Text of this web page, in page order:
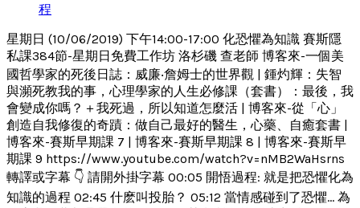
程
星期日 (10/06/2019) 下午14:00-17:00 化恐懼為知識 賽斯隱
私課384節-星期日免費工作坊 洛杉磯 查老師 博客來-一個美
國哲學家的死後日誌：威廉‧詹姆士的世界觀 | 鍾灼輝：失智
與瀕死教我的事，心理學家的人生必修課（套書）：最後，我
會變成你嗎？＋我死過，所以知道怎麼活 | 博客來-從「心」
創造自我修復的奇蹟：做自己最好的醫生，心藥、自癒套書 |
博客來-賽斯早期課 7 | 博客來-賽斯早期課 8 | 博客來-賽斯早
期課 9 https://www.youtube.com/watch?v=nMB2WaHsrns
轉譯或字幕 👇 請開外掛字幕 00:05 開悟過程: 就是把恐懼化為
知識的過程 02:45 什麽叫投胎？ 05:12 當情感碰到了恐懼... 為